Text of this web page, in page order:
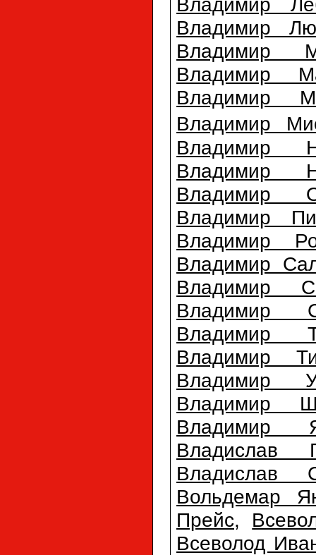
Владимир
Владимир
Владимир
Владимир
Владимир
Владимир
Владимир
Владимир
Владимир
Владимир
Владимир
Владимир
Владимир
Владимир
Владимир
Владимир
Владимир
Владимир
Владислав
Владислав
Вольдемар
Прейс,
Всеволод